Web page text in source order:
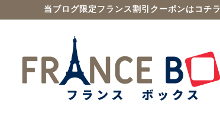
当ブログ限定フランス割引クーポンはコチラ